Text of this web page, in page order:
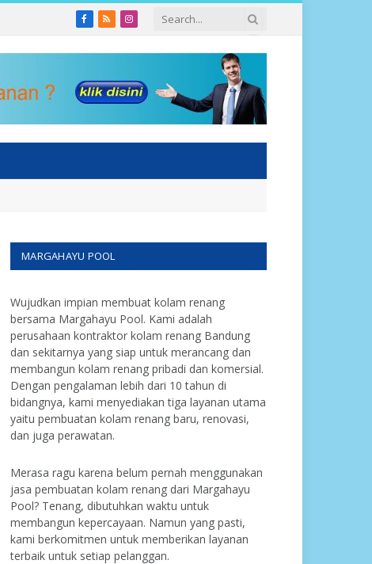
Facebook
RSSInstagram
MARGAHAYU POOL
Wujudkan impian membuat kolam renang
bersama Margahayu Pool. Kami adalah
perusahaan kontraktor kolam renang Bandung
dan sekitarnya yang siap untuk merancang dan
membangun kolam renang pribadi dan komersial.
Dengan pengalaman lebih dari 10 tahun di
bidangnya, kami menyediakan tiga layanan utama
yaitu pembuatan kolam renang baru, renovasi,
dan juga perawatan.
Merasa ragu karena belum pernah menggunakan
jasa pembuatan kolam renang dari Margahayu
Pool? Tenang, dibutuhkan waktu untuk
membangun kepercayaan. Namun yang pasti,
kami berkomitmen untuk memberikan layanan
terbaik untuk setiap pelanggan.